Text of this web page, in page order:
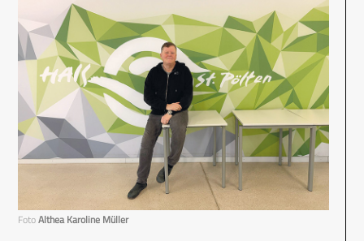
FotoAlthea Karoline Müller